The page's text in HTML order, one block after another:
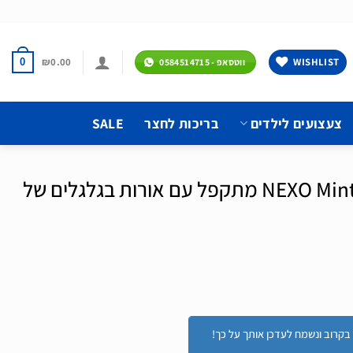
WISHLIST ווטסאפ - 0584514715 ₪0.00
0
צעצועים לילדים בריכות לחצר SALE
קורקינט לילדים דגם NEXO Mint מתקפל עם אורות בגלגלים של
בקרוב ונשמח לעדכן אותך על כך!